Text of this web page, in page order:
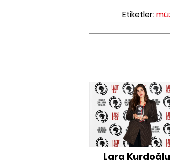
Etiketler:
Lara